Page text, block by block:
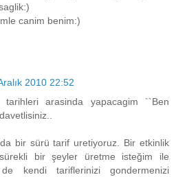
canim benim:)
2010 22:52
arasinda yapacagim ``Ben
da bir sürü tarif uretiyoruz. Bir etkinlik
bir şeyler üretme isteğim ile
kendi tariflerinizi gondermenizi